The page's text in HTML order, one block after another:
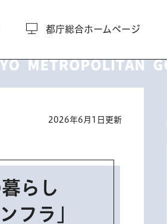
都庁総合ホームページ
2026年6月1日更新
らし
フラ」